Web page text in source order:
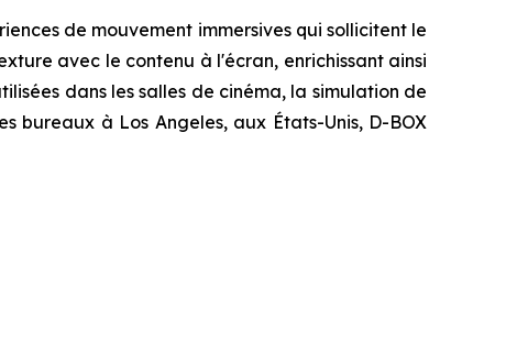
de mouvement immersives qui sollicitent le
avec le contenu à l'écran, enrichissant ainsi
dans les salles de cinéma, la simulation de
bureaux à Los Angeles, aux États-Unis, D-BOX